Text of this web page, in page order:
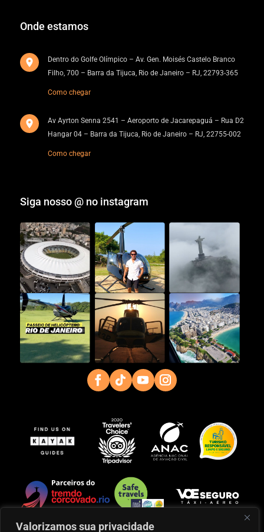
Valorizamos sua privacidade
Onde estamos
Dentro do Golfe Olímpico – Av. Gen. Moisés Castelo Branco
Filho, 700 – Barra da Tijuca, Rio de Janeiro – RJ, 22793-365
Como chegar
Av Ayrton Senna 2541 – Aeroporto de Jacarepaguá – Rua D2
Hangar 04 – Barra da Tijuca, Rio de Janeiro – RJ, 22755-002
Como chegar
Siga nosso @ no instagram